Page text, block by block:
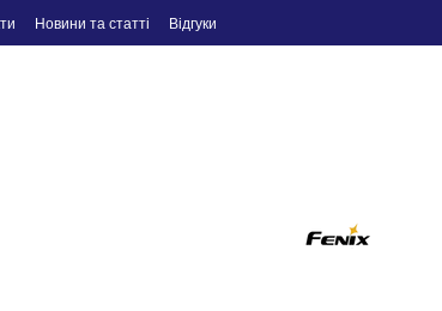
Новини та статті Відгуки